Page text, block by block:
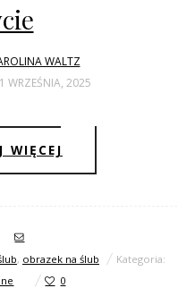
WALTZ
WRZEŚNIA, 2025
WIĘCEJ
, obrazek na ślub
Kategoria:
0